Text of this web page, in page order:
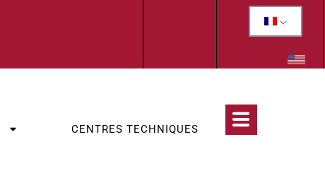
CENTRES TECHNIQUES